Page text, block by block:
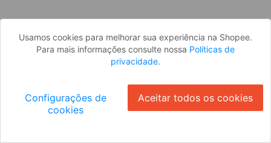
Usamos cookies para melhorar sua experiência na Shopee.
Para mais informações consulte nossa Políticas de
privacidade.
Configurações de
cookies
Aceitar todos os cookies